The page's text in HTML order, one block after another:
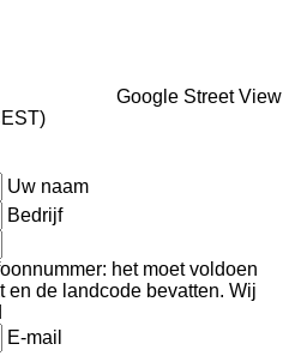
Google Street View
Uw naam
Bedrijf
het moet voldoen
en de landcode bevatten. Wij
E-mail